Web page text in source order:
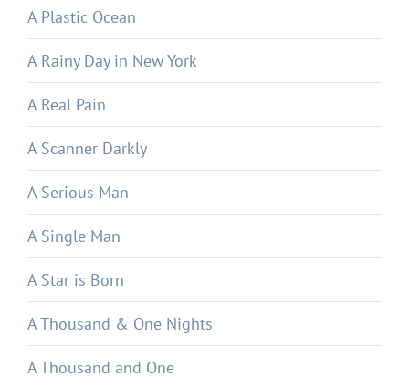
A Plastic Ocean
A Rainy Day in New York
A Real Pain
A Scanner Darkly
A Serious Man
A Single Man
A Star is Born
A Thousand & One Nights
A Thousand and One